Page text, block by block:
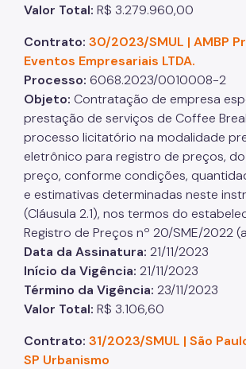
Valor Total: R$ 3.279.960,00
Contrato: 30/2023/SMUL | AMBP
Eventos Empresariais LTDA.
Processo: 6068.2023/0010008-2
Objeto: Contratação de empresa
prestação de serviços de Coffee
processo licitatório na modalidade
eletrônico para registro de preços,
preço, conforme condições,
e estimativas determinadas neste
(Cláusula 2.1), nos termos do
Registro de Preços nº 20/SME/2022 (a
Data da Assinatura: 21/11/2023
Início da Vigência: 21/11/2023
Término da Vigência: 23/11/2023
Valor Total: R$ 3.106,60
Contrato: 31/2023/SMUL | São
SP Urbanismo